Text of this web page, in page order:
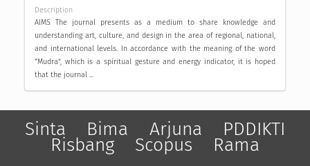
Description
AIMS The journal presents as a medium to share knowledge and
understanding art, culture, and design in the area of regional, national,
and international levels. In accordance with the meaning of the word
“Mudra”, which is a spiritual gesture and energy indicator, it is hoped
that the journal ...
Sinta Bima Arjuna PDDIKTI
Risbang Scopus Rama